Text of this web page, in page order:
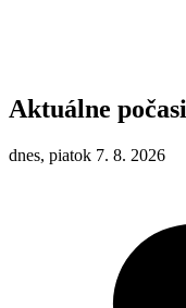
Aktuálne
dnes, piatok 7. 8. 2026